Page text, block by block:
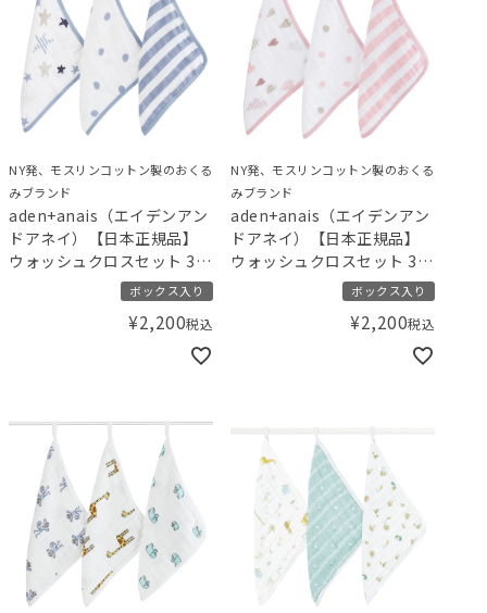
NY発、モスリンコットン製のおくる
みブランド
aden+anais（エイデンアン
ドアネイ）【日本正規品】
ウォッシュクロスセット 3枚
セット rock star ロックス
ボックス入り
¥2,200税込
NY発、モスリンコットン製のおくる
みブランド
aden+anais（エイデンアン
ドアネイ）【日本正規品】
ウォッシュクロスセット 3枚
セット heart breaker ハー
ボックス入り
¥2,200税込